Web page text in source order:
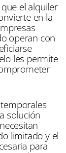
el alquiler
en la
operan con
les permite
solución
limitado y el
para